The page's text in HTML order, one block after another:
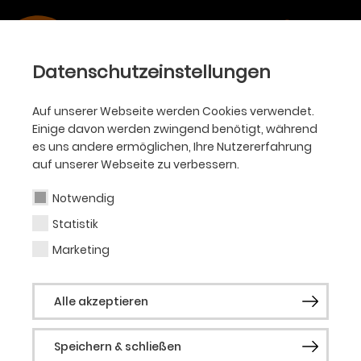
Datenschutzeinstellungen
Auf unserer Webseite werden Cookies verwendet.
Einige davon werden zwingend benötigt, während
es uns andere ermöglichen, Ihre Nutzererfahrung
auf unserer Webseite zu verbessern.
Notwendig
Statistik
Marketing
Alle akzeptieren
Speichern & schließen